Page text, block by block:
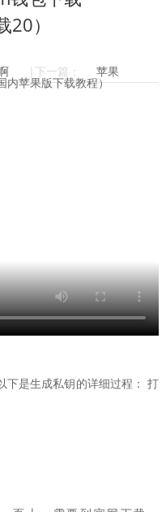
）
|下一篇： 苹果
苹果版下载教程）
下是生成私钥的详细过程： 打